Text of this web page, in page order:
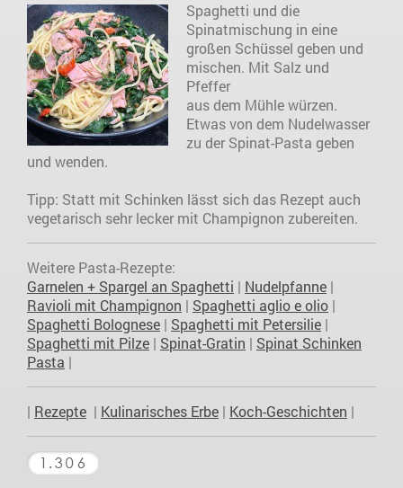
Spaghetti und die
Spinatmischung in eine
großen Schüssel geben und
mischen. Mit Salz und
Pfeffer
aus dem Mühle würzen.
Etwas von dem Nudelwasser
zu der Spinat-Pasta geben
und wenden.
Tipp: Statt mit Schinken lässt sich das Rezept auch
vegetarisch sehr lecker mit Champignon zubereiten.
Weitere Pasta-Rezepte:
Garnelen + Spargel an Spaghetti | Nudelpfanne |
Ravioli mit Champignon | Spaghetti aglio e olio |
Spaghetti Bolognese | Spaghetti mit Petersilie |
Spaghetti mit Pilze | Spinat-Gratin | Spinat Schinken
Pasta |
| Rezepte | Kulinarisches Erbe | Koch-Geschichten |